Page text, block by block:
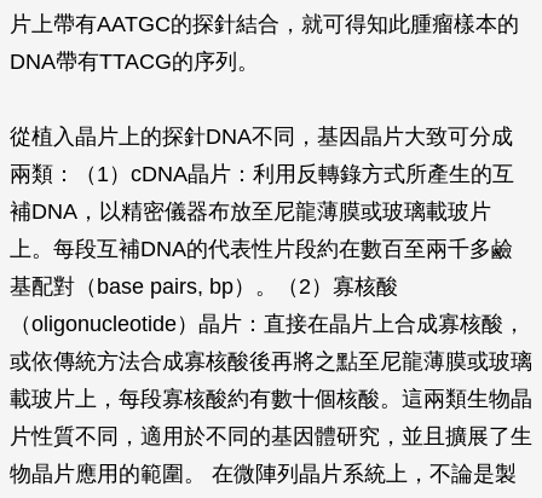
片上帶有AATGC的探針結合，就可得知此腫瘤樣本的
DNA帶有TTACG的序列。
從植入晶片上的探針DNA不同，基因晶片大致可分成
兩類：（1）cDNA晶片：利用反轉錄方式所產生的互
補DNA，以精密儀器布放至尼龍薄膜或玻璃載玻片
上。每段互補DNA的代表性片段約在數百至兩千多鹼
基配對（base pairs, bp）。（2）寡核酸
（oligonucleotide）晶片：直接在晶片上合成寡核酸，
或依傳統方法合成寡核酸後再將之點至尼龍薄膜或玻璃
載玻片上，每段寡核酸約有數十個核酸。這兩類生物晶
片性質不同，適用於不同的基因體研究，並且擴展了生
物晶片應用的範圍。 在微陣列晶片系統上，不論是製